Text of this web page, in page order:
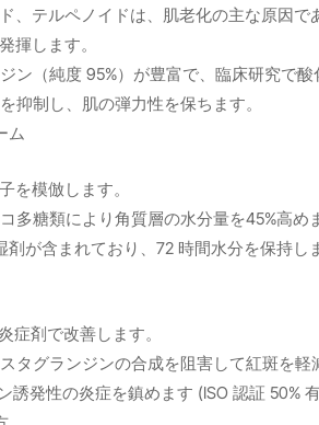
、テルペノイドは、肌老化の主な原因で
揮します。
ン（純度 95%）が豊富で、臨床研究で酸
抑制し、肌の弾力性を保ちます。
ム
を模倣します。
多糖類により角質層の水分量を45%高め
が含まれており、72 時間水分を保持し
症剤で改善します。
タグランジンの合成を阻害して紅斑を軽
発性の炎症を鎮めます (ISO 認証 50% 有